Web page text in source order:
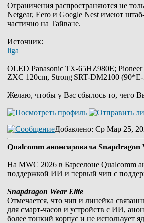
Ограничения распространяются не
Netgear, Eero и Google Nest имеют
частично на Тайване.
Источник:
liga
OLED Panasonic TX-65HZ980E;
ZXC 120cm, Strong SRT-DM2100
Желаю, чтобы у Вас сбылось то, чего
Добавлено: Ср Мар 25,
Qualcomm анонсировала
На MWC 2026 в Барселоне Qualcomm
поддержкой ИИ и первый чип с
Snapdragon Wear Elite
Отмечается, что чип и линейка
для смарт-часов и устройств с ИИ,
более тонкий корпус и не использует